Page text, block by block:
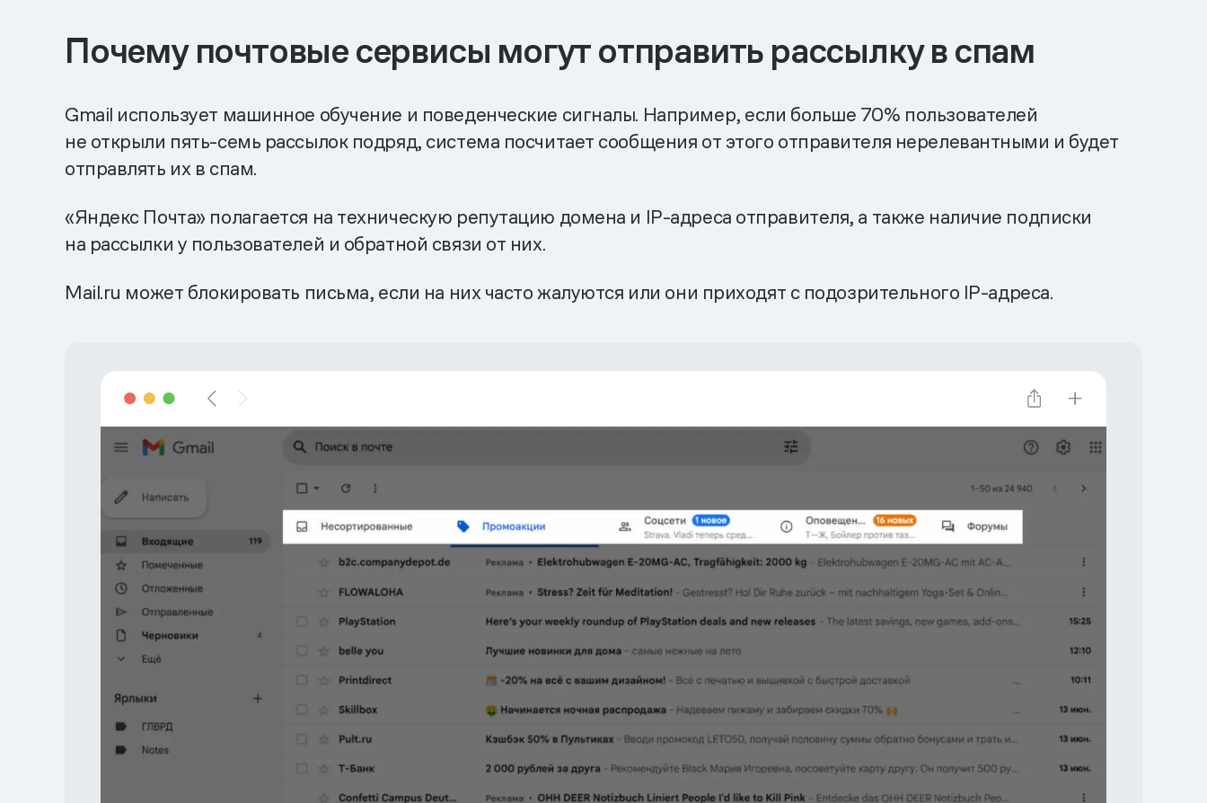
Почему почтовые сервисы могут отправить рассылку в спам
Gmail использует машинное обучение и поведенческие сигналы. Например, если больше 70% пользователей
не открыли пять-семь рассылок подряд, система посчитает сообщения от этого отправителя нерелевантными и будет
отправлять их в спам.
«Яндекс Почта» полагается на техническую репутацию домена и IP-адреса отправителя, а также наличие подписки
на рассылки у пользователей и обратной связи от них.
Mail.ru может блокировать письма, если на них часто жалуются или они приходят с подозрительного IP-адреса.